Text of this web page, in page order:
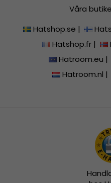
Våra
Hatshop.se |
Hatshop.fr|
Hatroom.eu
Hatroom.nl